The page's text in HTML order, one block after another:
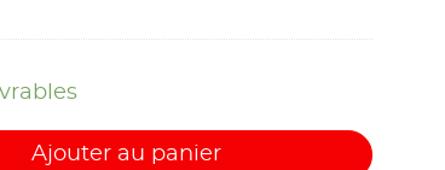
Ajouter au panier